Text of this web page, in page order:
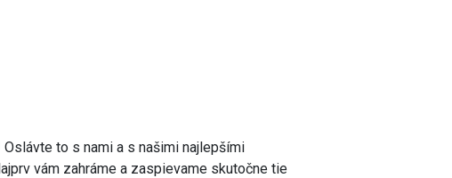
to s nami a s našimi najlepšími
vám zahráme a zaspievame skutočne tie